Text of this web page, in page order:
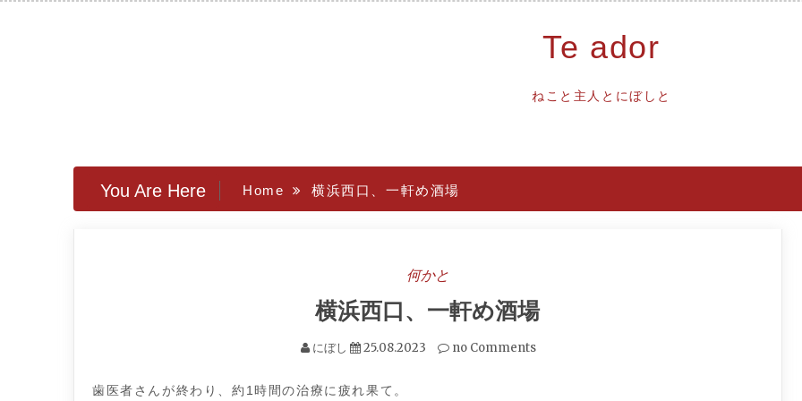
Te ador
ねこと主人とにぼしと
You Are Here Home 横浜西口、一軒め酒場
何かと
横浜西口、一軒め酒場
にぼし 25.08.2023 no Comments
歯医者さんが終わり、約1時間の治療に疲れ果て。